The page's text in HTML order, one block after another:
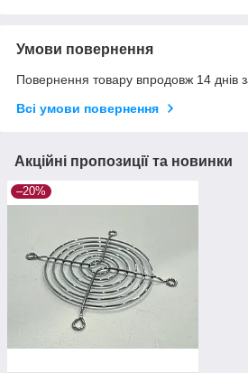
Умови повернення
Повернення товару впродовж 14 днів
Всі умови повернення
Акційні пропозиції та новинки
–20%